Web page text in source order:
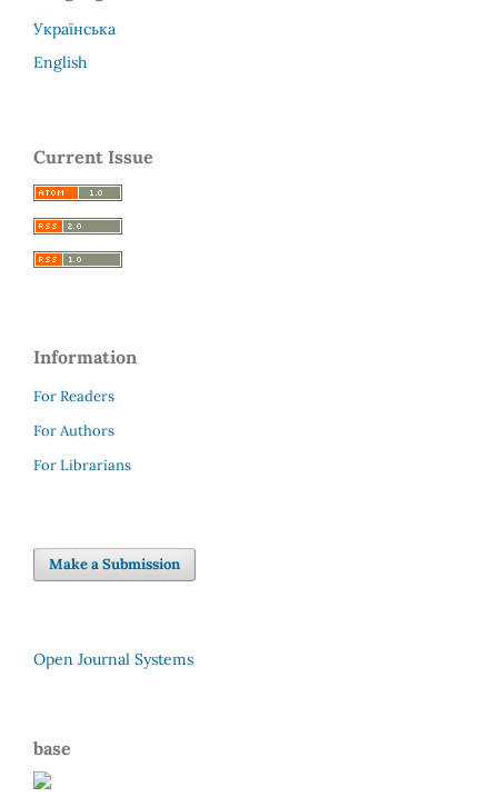
Українська
English
Current Issue
Information
For Readers
For Authors
For Librarians
Make a Submission
Open Journal Systems
base